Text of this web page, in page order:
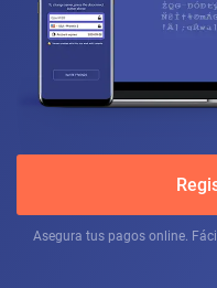
Asegura tus pagos online.